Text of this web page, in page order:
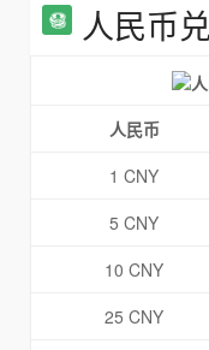
人民币
人民币
1 CNY
5 CNY
10 CNY
25 CNY